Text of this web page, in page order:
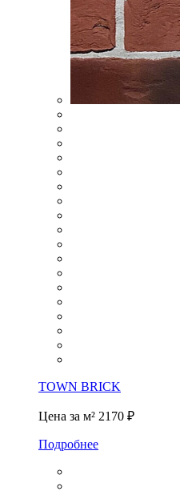
TOWN BRICK
Цена за м² 2170 ₽
Подробнее